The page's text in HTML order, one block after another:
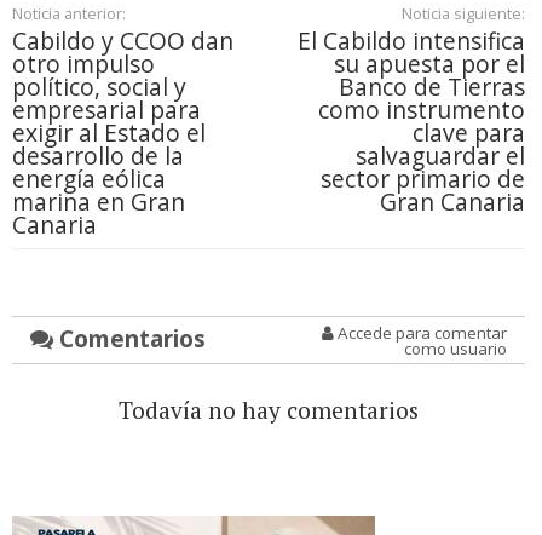
Noticia anterior:
Cabildo y CCOO dan
otro impulso
político, social y
empresarial para
exigir al Estado el
desarrollo de la
energía eólica
marina en Gran
Canaria
Noticia siguiente:
El Cabildo intensifica
su apuesta por el
Banco de Tierras
como instrumento
clave para
salvaguardar el
sector primario de
Gran Canaria
Comentarios Accede para comentar
como usuario
Todavía no hay comentarios